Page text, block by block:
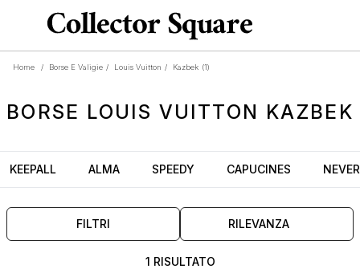
Home / Borse E Valigie / Louis Vuitton / Kazbek (1)
BORSE LOUIS VUITTON KAZBEK
KEEPALL ALMA SPEEDY CAPUCINES
FILTRI RILEVANZA
1 RISULTATO